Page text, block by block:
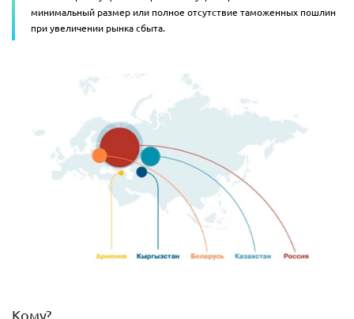
минимальный размер или полное отсутствие таможенных пошлин
при увеличении рынка сбыта.
Кому?